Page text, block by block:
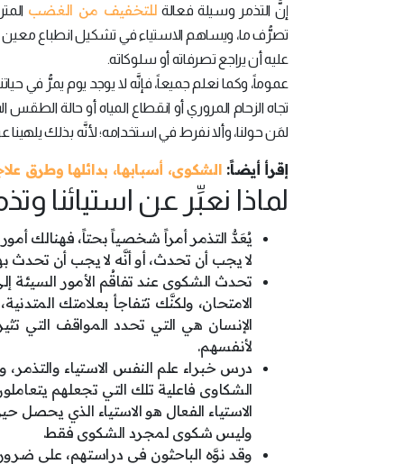
إنَّ التذمر وسيلة فعالة للتخفيف من الغضب
تصرُّف ما، ويساهم الاستياء في تشكيل انطباع
عليه أن يراجع تصرفاته أو سلوكاته.
عموماً، وكما نعلم جميعاً، فإنَّه لا يوجد يوم يمرُّ في
تجاه الزحام المروري أو انقطاع المياه أو حالة
لمَن حولنا، وألا نفرط في استخدامه؛ لأنَّه بذلك
إقرأ أيضاً: الشكوى، أسبابها، بدائلها وطرق
لماذا نعبِّر عن استيائنا
يُعَدُّ التذمر أمراً شخصياً بحتاً، فهنالك
لا يجب أن تحدث، أو أنَّه لا يجب أن تحدث
تحدث الشكوى عند تفاقُم الأمور السيئة
الامتحان، ولكنَّك تتفاجأ بعلامتك
الإنسان هي التي تحدد المواقف التي
لأنفسهم.
درس خبراء علم النفس الاستياء
الشكاوى فاعلية تلك التي تجعلهم
الاستياء الفعال هو الاستياء الذي
وليس شكوى لمجرد الشكوى فقط.
وقد نوَّه الباحثون في دراستهم، على